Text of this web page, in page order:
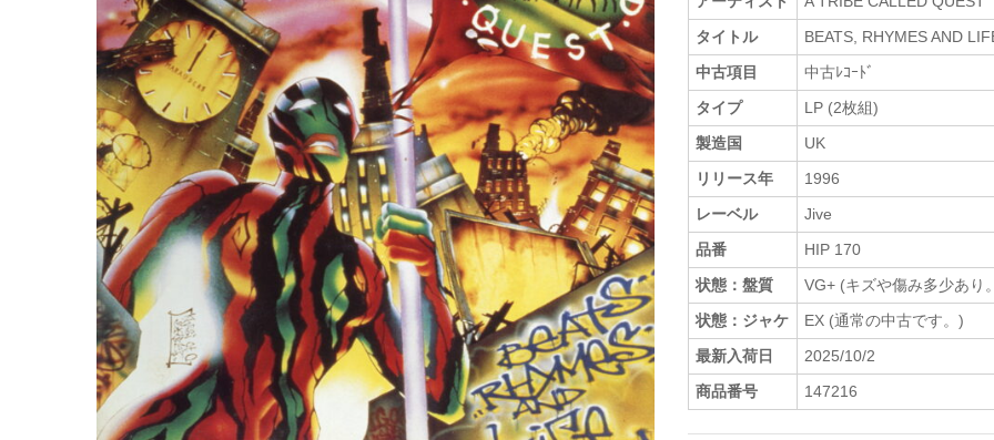
タイトル
BEATS, RHYMES AND
中古項目
中古ﾚｺｰﾄﾞ
タイプ
LP (2枚組)
製造国
UK
リリース年
1996
レーベル
Jive
品番
HIP 170
状態：盤質
VG+ (キズや傷み多少あり
状態：ジャケ
EX (通常の中古です。)
最新入荷日
2025/10/2
商品番号
147216